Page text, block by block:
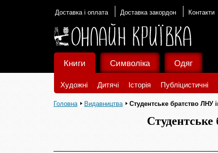
Доставка і оплата Доставка закордон Контакти
Книги
Художні Дитячі Історія Публіцистичні
Символіка Одяг
Головна Видавництва Студентське братство ЛНУ